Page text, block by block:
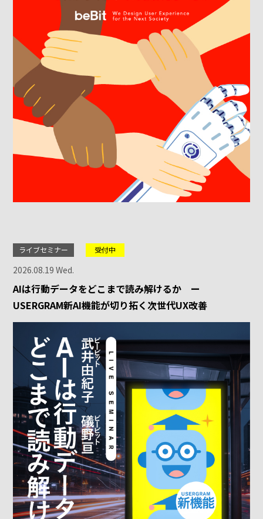
ライブセミナー 受付中
2026.08.19 Wed.
AIは行動データをどこまで読み解けるか ー
USERGRAM新AI機能が切り拓く次世代UX改善